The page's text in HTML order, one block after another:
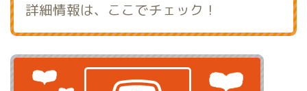
詳細情報は、ここでチェック！